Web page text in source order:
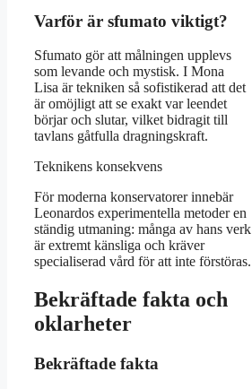
Varför är sfumato viktigt?
Sfumato gör att målningen upplevs
som levande och mystisk. I Mona
Lisa är tekniken så sofistikerad att det
är omöjligt att se exakt var leendet
börjar och slutar, vilket bidragit till
tavlans gåtfulla dragningskraft.
Teknikens konsekvens
För moderna konservatorer innebär
Leonardos experimentella metoder en
ständig utmaning: många av hans verk
är extremt känsliga och kräver
specialiserad vård för att inte förstöras.
Bekräftade fakta och
oklarheter
Bekräftade fakta